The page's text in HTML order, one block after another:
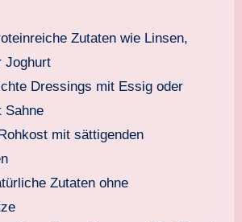
Zutaten wie Linsen,
Joghurt
Dressings mit Essig oder
Sahne
mit sättigenden
Zutaten ohne